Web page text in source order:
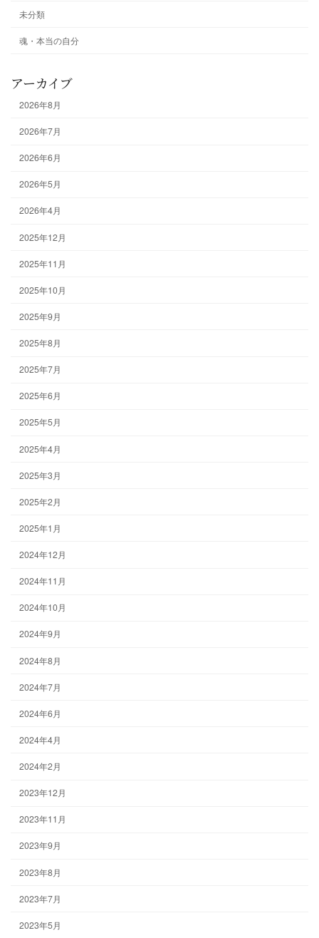
未分類
魂・本当の自分
アーカイブ
2026年8月
2026年7月
2026年6月
2026年5月
2026年4月
2025年12月
2025年11月
2025年10月
2025年9月
2025年8月
2025年7月
2025年6月
2025年5月
2025年4月
2025年3月
2025年2月
2025年1月
2024年12月
2024年11月
2024年10月
2024年9月
2024年8月
2024年7月
2024年6月
2024年4月
2024年2月
2023年12月
2023年11月
2023年9月
2023年8月
2023年7月
2023年5月